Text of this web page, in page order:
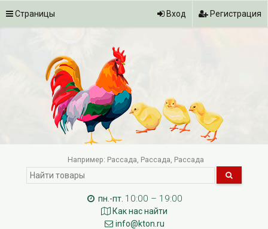
Страницы Вход Регистрация
Например: Рассада Рассада Рассада
пн.-пт. 10:00 – 19:00
Как нас найти
info@kton.ru